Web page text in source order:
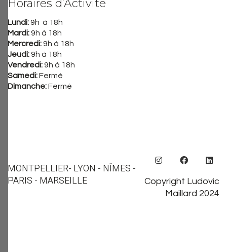
Horaires d’Activité
Lundi:9h à 18h
Mardi:9h à 18h
Mercredi:9h à 18h
Jeudi:9h à 18h
Vendredi:9h à 18h
Samedi:Fermé
Dimanche:Fermé
Copyright Ludovic
Maillard 2024
MONTPELLIER- LYON - NÎMES -
PARIS - MARSEILLE